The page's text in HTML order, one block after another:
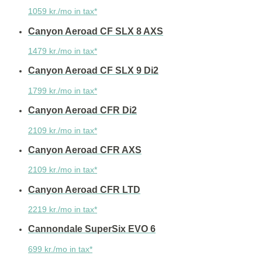
1059 kr./mo in tax*
Canyon Aeroad CF SLX 8 AXS
1479 kr./mo in tax*
Canyon Aeroad CF SLX 9 Di2
1799 kr./mo in tax*
Canyon Aeroad CFR Di2
2109 kr./mo in tax*
Canyon Aeroad CFR AXS
2109 kr./mo in tax*
Canyon Aeroad CFR LTD
2219 kr./mo in tax*
Cannondale SuperSix EVO 6
699 kr./mo in tax*